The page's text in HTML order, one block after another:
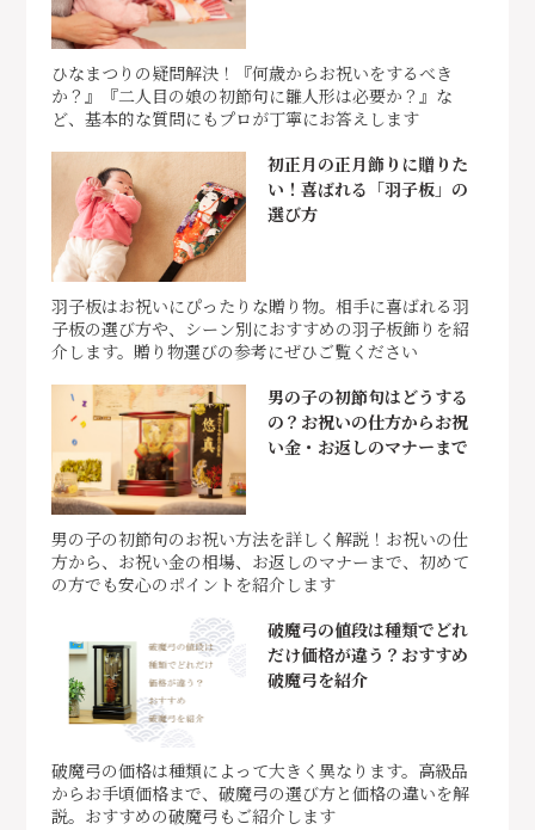
ひなまつりの疑問解決！『何歳からお祝いをするべき
か？』『二人目の娘の初節句に雛人形は必要か？』な
ど、基本的な質問にもプロが丁寧にお答えします
初正月の正月飾りに贈りた
い！喜ばれる「羽子板」の
選び方
羽子板はお祝いにぴったりな贈り物。相手に喜ばれる羽
子板の選び方や、シーン別におすすめの羽子板飾りを紹
介します。贈り物選びの参考にぜひご覧ください
男の子の初節句はどうする
の？お祝いの仕方からお祝
い金・お返しのマナーまで
男の子の初節句のお祝い方法を詳しく解説！お祝いの仕
方から、お祝い金の相場、お返しのマナーまで、初めて
の方でも安心のポイントを紹介します
破魔弓の値段は種類でどれ
だけ価格が違う？おすすめ
破魔弓を紹介
破魔弓の価格は種類によって大きく異なります。高級品
からお手頃価格まで、破魔弓の選び方と価格の違いを解
説。おすすめの破魔弓もご紹介します